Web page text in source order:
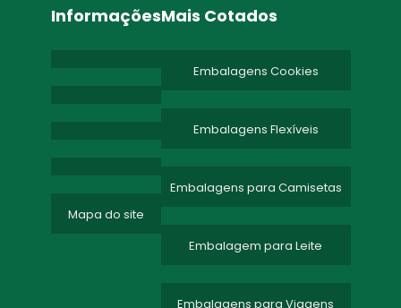
Informações
Mapa do site
Mais Cotados
Embalagens Cookies
Embalagens Flexíveis
Embalagens para Camisetas
Embalagem para Leite
Embalagens para Viagens